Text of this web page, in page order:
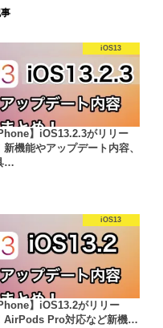
iOS13
】iOS13.2.3がリリー
新機能やアップデート内容、
…
iOS13
】iOS13.2がリリー
AirPods Pro対応など新機…